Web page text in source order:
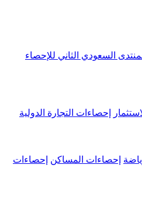
السعودي الثاني للإحصاء
إحصاءات التجارة الدولية
إحصاءات المساكن إحصاءات